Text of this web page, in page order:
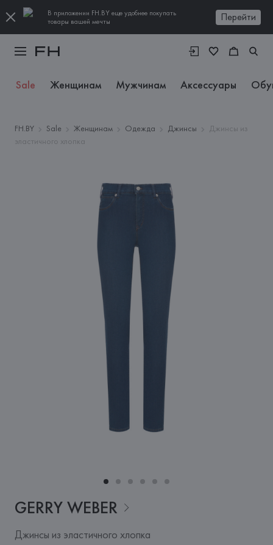
В приложении FH.BY еще удобнее покупать
товары вашей мечты
Перейти
Sale Женщинам Мужчинам Аксессуары
FH.BY Sale Женщинам Одежда Джинсы
Джинсы из
эластичного хлопка
GERRY WEBER
Джинсы из эластичного хлопка